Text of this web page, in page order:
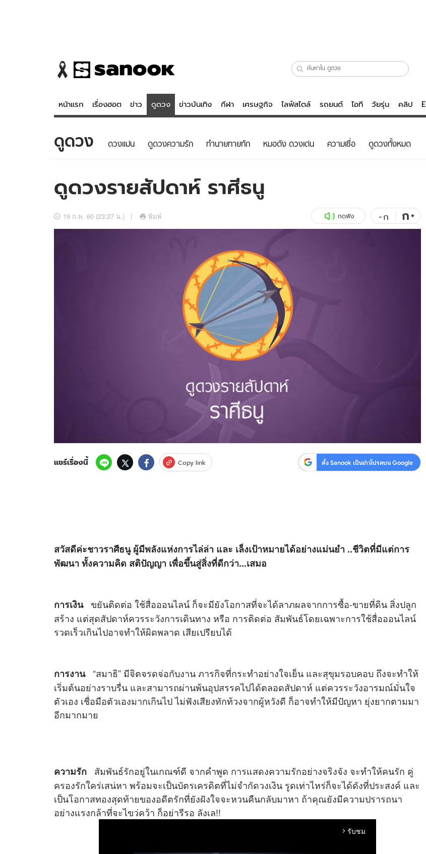
หน้าแรก เรื่องฮอต ข่าว ดูดวง ข่าวบันเทิง กีฬา เศรษฐกิจ ไลฟ์สไตล์ รถยนต์ ไอที วัยรุ่น คลิป
ข่าว
ข่าวบันเทิง
ดูดวง - ตรวจหวย
สถิติหวยไทย
ไลฟ์สไตล์
รถยนต์
คลิป
พอ
ติดตามสนุกโซเชียลได้ที่
ดูดวง ดวงแม่น ดูดวงความรัก ทํานายทายทัก หมอดัง ดวงเด่น ความเชื่อ ดูดวงทั้งหมด
ดูดวงรายสัปดาห์ ราศีธนู
19 ก.พ. 60 (23:27 น.) พิมพ์ กดฟัง -ก ก+
แชร์เรื่องนี้ Copy link ตั้ง Sanook เป็นข่าวโปรดบน Google
สวัสดีค่ะชาวราศีธนู ผู้มีพลังแห่งการไล่ล่า และ เล็งเป้าหมายได้อย่างแม่นยำ ..ชีวิตที่มีแต่การ
พัฒนา ทั้งความคิด สติปัญญา เพื่อขึ้นสู่สิ่งที่ดีกว่า...เสมอ
การเงินขยันติดต่อ ใช้สื่อออนไลน์ ก็จะมียังโอกาสที่จะได้ลาภผลจากการซื้อ-ขายที่ดิน สิ่งปลูก
สร้าง แต่สุดสัปดาห์ควรระวังการเดินทาง หรือ การติดต่อ สัมพันธ์โดยเฉพาะการใช้สื่อออนไลน์
รวดเร็วเกินไปอาจทำให้ผิดพลาด เสียเปรียบได้
การงาน “สมาธิ” มีจิตจรดจ่อกับงาน ภารกิจที่กระทำอย่างใจเย็น และสุขุมรอบคอบ ถึงจะทำให้
เริ่มต้นอย่างราบรื่น และสามารถผ่านพ้นอุปสรรคไปได้ตลอดสัปดาห์ แต่ควรระวังอารมณ์มั่นใจ
ตัวเอง เชื่อมือตัวเองมากเกินไป ไม่ฟังเสียงทักท้วงจากผู้หวังดี ก็อาจทำให้มีปัญหา ยุ่งยากตามมา
อีกมากมาย
ความรัก สัมพันธ์รักอยู่ในเกณฑ์ดี จากคำพูด การแสดงความรักอย่างจริงจัง จะทำให้คนรัก คู่
ครองรักใคร่เสน่หา พร้อมจะเป็นบัตรเครดิตที่ไม่จำกัดวงเงิน รูดเท่าไหร่ก็จะได้ดังที่ประสงค์ และ
เป็นโอกาสทองสุดท้ายของอดีตรักที่ยังฝังใจจะหวนคืนกลับมาหา ถ้าคุณยังมีความปรารถนา
อย่างแรงกล้าที่จะไขว่คว้า ก็อย่ารีรอ ลังเล!!
arrow_forward_ios รับชม